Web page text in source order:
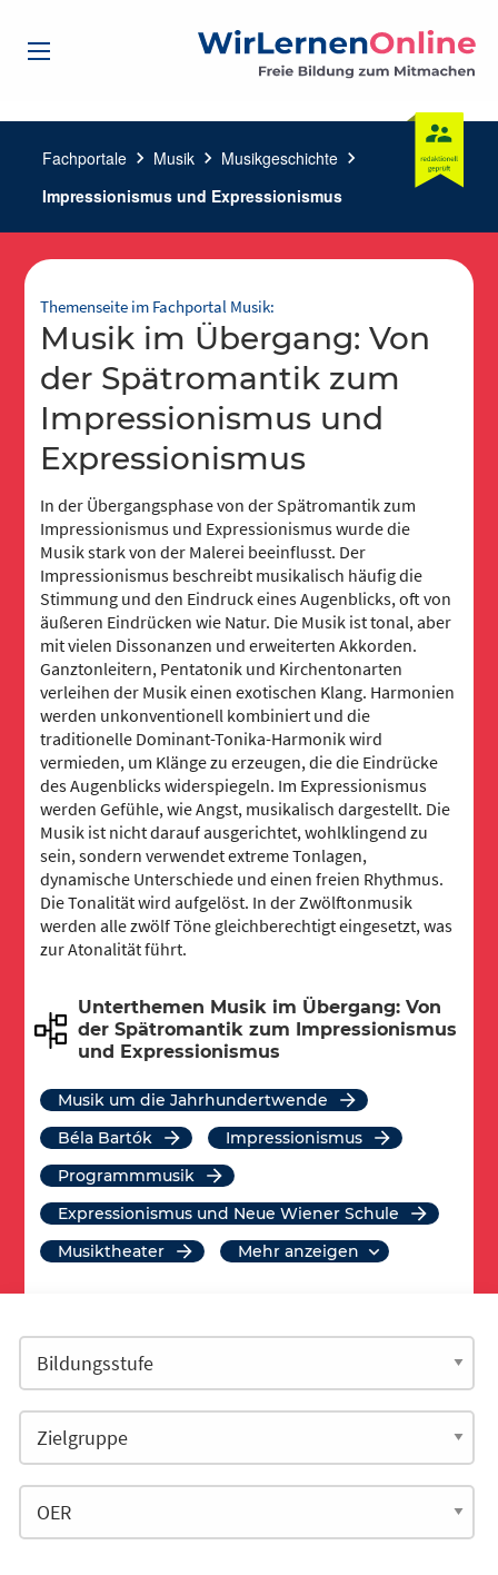
Fachportale chevron_right Musik chevron_right Musikgeschichte chevron_right
Impressionismus und Expressionismus
Themenseite im Fachportal Musik:
Musik im Übergang: Von
der Spätromantik zum
Impressionismus und
Expressionismus
In der Übergangsphase von der Spätromantik zum
Impressionismus und Expressionismus wurde die
Musik stark von der Malerei beeinflusst. Der
Impressionismus beschreibt musikalisch häufig die
Stimmung und den Eindruck eines Augenblicks, oft von
äußeren Eindrücken wie Natur. Die Musik ist tonal, aber
mit vielen Dissonanzen und erweiterten Akkorden.
Ganztonleitern, Pentatonik und Kirchentonarten
verleihen der Musik einen exotischen Klang. Harmonien
werden unkonventionell kombiniert und die
traditionelle Dominant-Tonika-Harmonik wird
vermieden, um Klänge zu erzeugen, die die Eindrücke
des Augenblicks widerspiegeln. Im Expressionismus
werden Gefühle, wie Angst, musikalisch dargestellt. Die
Musik ist nicht darauf ausgerichtet, wohlklingend zu
sein, sondern verwendet extreme Tonlagen,
dynamische Unterschiede und einen freien Rhythmus.
Die Tonalität wird aufgelöst. In der Zwölftonmusik
werden alle zwölf Töne gleichberechtigt eingesetzt, was
zur Atonalität führt.
Unterthemen Musik im Übergang: Von
der Spätromantik zum Impressionismus
und Expressionismus
Musik um die Jahrhundertwende
Béla Bartók
Impressionismus
Programmmusik
Expressionismus und Neue Wiener Schule
Musiktheater
mehr anzeigen